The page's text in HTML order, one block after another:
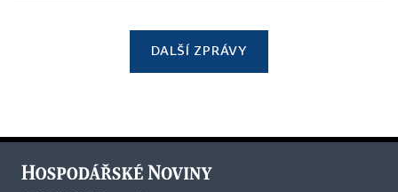
DALŠÍ ZPRÁVY